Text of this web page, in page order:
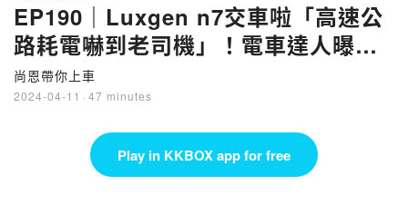
EP190｜Luxgen n7交車啦「高速公
路耗電嚇到老司機」！電車達人曝省
電心法
尚恩帶你上車
2024-04-11 · 47 minutes
Play in KKBOX app for free